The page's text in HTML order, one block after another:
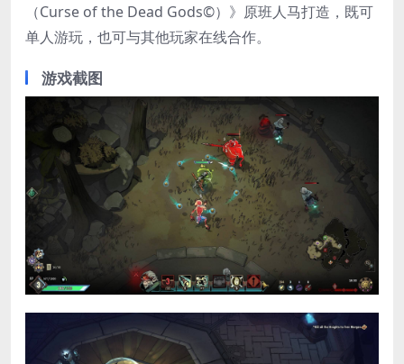
（Curse of the Dead Gods©）》原班人马打造，既可
单人游玩，也可与其他玩家在线合作。
游戏截图